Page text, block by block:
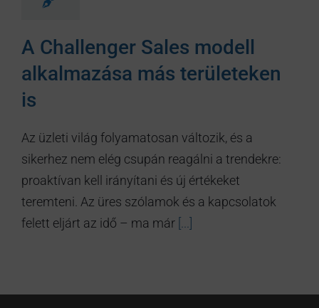
A Challenger Sales modell
alkalmazása más területeken
is
Az üzleti világ folyamatosan változik, és a
sikerhez nem elég csupán reagálni a trendekre:
proaktívan kell irányítani és új értékeket
teremteni. Az üres szólamok és a kapcsolatok
felett eljárt az idő – ma már [...]